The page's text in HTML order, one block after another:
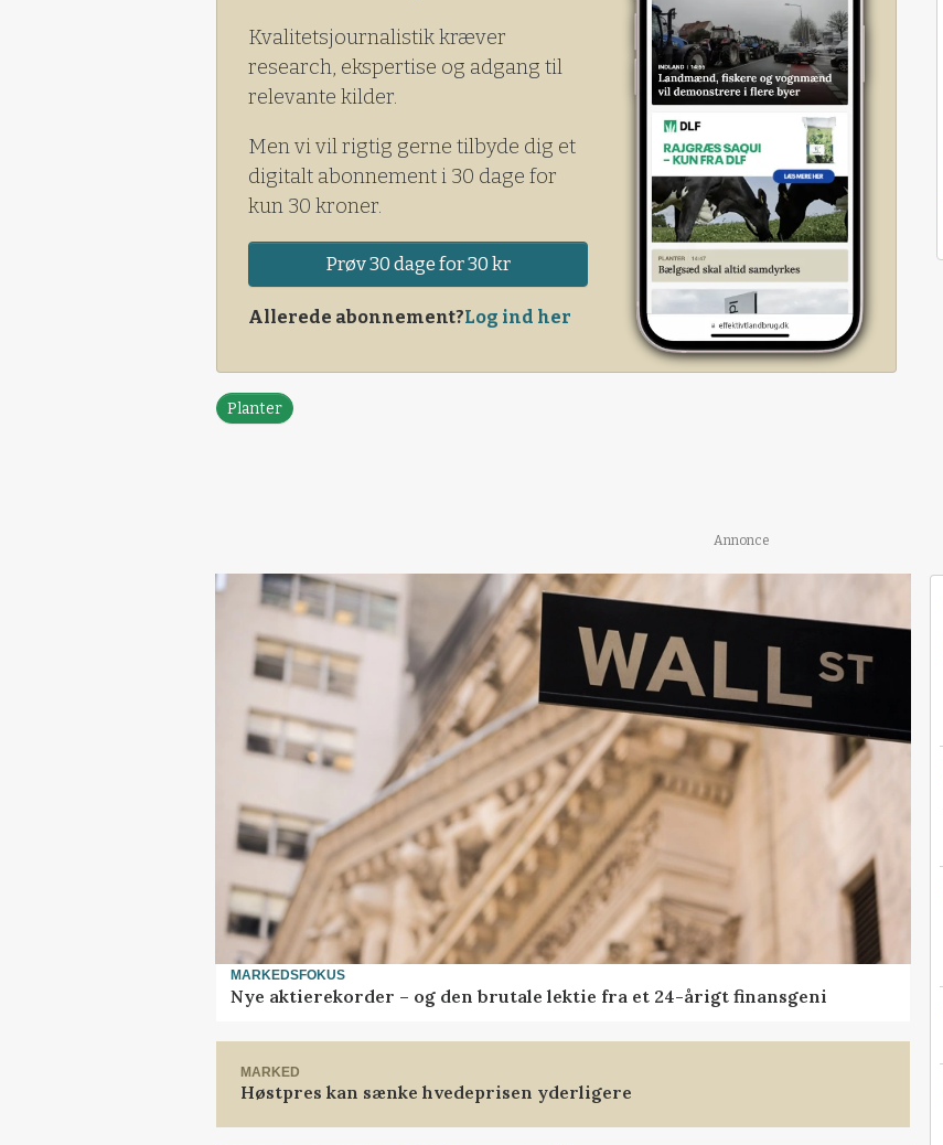
Kvalitetsjournalistik kræver
research, ekspertise og adgang til
relevante kilder.
Men vi vil rigtig gerne tilbyde dig et
digitalt abonnement i 30 dage for
kun 30 kroner.
Prøv 30 dage for 30 kr
Allerede abonnement?Log ind her
Planter
Annonce
MARKEDSFOKUS
Nye aktierekorder – og den brutale lektie fra et 24-årigt finansgeni
MARKED
Høstpres kan sænke hvedeprisen yderligere